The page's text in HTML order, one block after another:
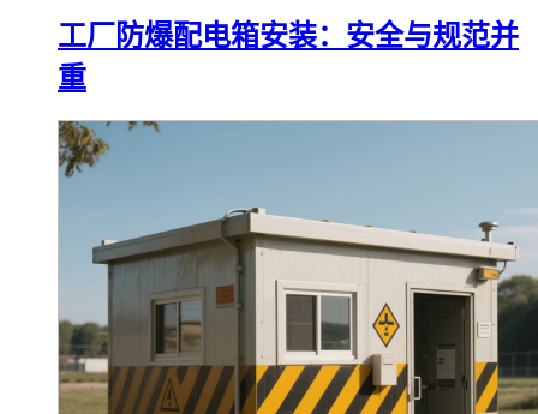
工厂防爆配电箱安装：安全与规范并
重